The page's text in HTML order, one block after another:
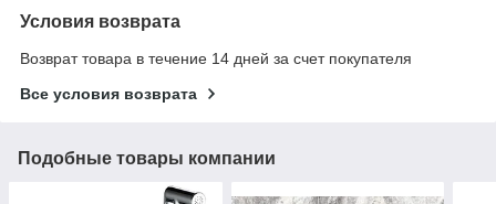
Условия возврата
Возврат товара в течение 14 дней за счет покупателя
Все условия возврата
Подобные товары компании